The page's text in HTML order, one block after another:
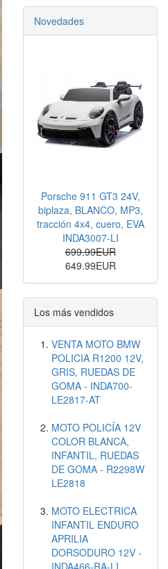
Novedades
Porsche 911 GT3 24V,
biplaza, BLANCO, MP3,
tracción 4x4, cuero, EVA
INDA3007-LI
699.99EUR
649.99EUR
Los más vendidos
VENTA MOTO BMW
POLICIA R1200 12V,
GRIS, RUEDAS DE
GOMA - INDA700-
LE2817-AT
MOTO POLICÍA 12V
COLOR BLANCA,
INFANTIL, RUEDAS
DE GOMA - R2298W
LE2818
MOTO ELECTRICA
INFANTIL ENDURO
APRILIA
DORSODURO 12V -
INDA466-RA-LI